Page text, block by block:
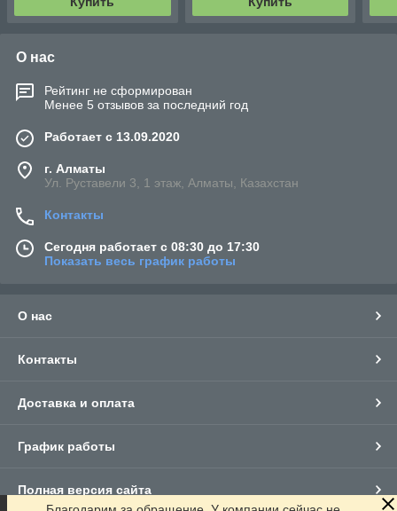
О нас
Рейтинг не сформирован
Менее 5 отзывов за последний год
Работает с 13.09.2020
г. Алматы
Ул. Руставели 3, 1 этаж, Алматы, Казахстан
Контакты
Сегодня работает с 08:30 до 17:30
Показать весь график работы
О нас
Контакты
Доставка и оплата
График работы
Полная версия сайта